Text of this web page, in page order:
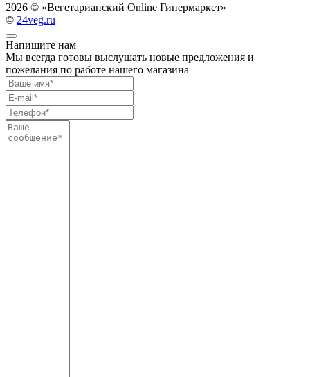
2026 © «Вегетарианский Online Гипермаркет»
© 24veg.ru
Напишите нам
Мы всегда готовы выслушать новые предложения и
пожелания по работе нашего магазина